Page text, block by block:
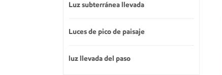
Luz subterránea llevada
Luces de pico de paisaje
luz llevada del paso